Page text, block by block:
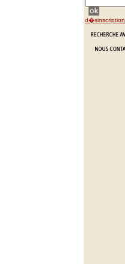
d�sinscription